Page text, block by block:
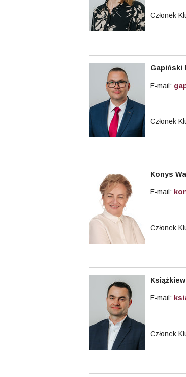
Członek
Gapiński
E-mail:
Członek
Konys
E-mail:
Członek
E-mail:
Członek